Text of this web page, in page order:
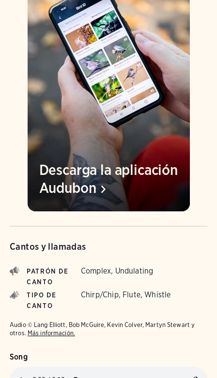
Descarga la aplicación
Audubon
Cantos y llamadas
PATRÓN DE
CANTO
Complex, Undulating
TIPO DE
CANTO
Chirp/Chip, Flute, Whistle
Audio © Lang Elliott, Bob McGuire, Kevin Colver, Martyn Stewart y
otros. Más información.
Song